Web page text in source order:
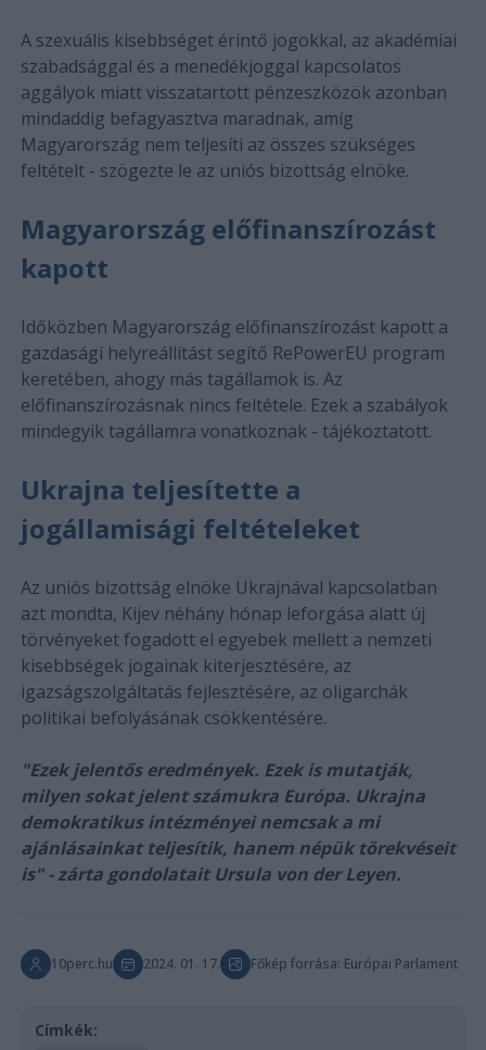
A szexuális kisebbséget érintő jogokkal, az akadémiai
szabadsággal és a menedékjoggal kapcsolatos
aggályok miatt visszatartott pénzeszközök azonban
mindaddig befagyasztva maradnak, amíg
Magyarország nem teljesíti az összes szükséges
feltételt - szögezte le az uniós bizottság elnöke.
Magyarország előfinanszírozást
kapott
Időközben Magyarország előfinanszírozást kapott a
gazdasági helyreállítást segítő RePowerEU program
keretében, ahogy más tagállamok is. Az
előfinanszírozásnak nincs feltétele. Ezek a szabályok
mindegyik tagállamra vonatkoznak - tájékoztatott.
Ukrajna teljesítette a
jogállamisági feltételeket
Az uniós bizottság elnöke Ukrajnával kapcsolatban
azt mondta, Kijev néhány hónap leforgása alatt új
törvényeket fogadott el egyebek mellett a nemzeti
kisebbségek jogainak kiterjesztésére, az
igazságszolgáltatás fejlesztésére, az oligarchák
politikai befolyásának csökkentésére.
"Ezek jelentős eredmények. Ezek is mutatják,
milyen sokat jelent számukra Európa. Ukrajna
demokratikus intézményei nemcsak a mi
ajánlásainkat teljesítik, hanem népük törekvéseit
is" - zárta gondolatait Ursula von der Leyen.
10perc.hu 2024. 01. 17. Főkép forrása: Európai Parlament
Címkék: